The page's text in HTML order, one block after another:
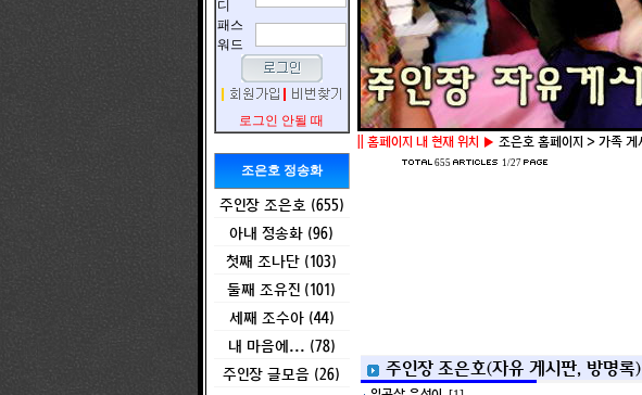
디
패스
워드
로그인 안될 때
조은호 정송화
주인장 조은호 (655)
아내 정송화 (96)
첫째 조나단 (103)
둘째 조유진 (101)
세째 조수아 (44)
내 마음에... (78)
주인장 글모음 (26)
홈페이지 내 현재 위치 ▶ 조은호 홈페이지 > 가족
655 1/27
주인장 조은호(자유 게시판, 방명록)